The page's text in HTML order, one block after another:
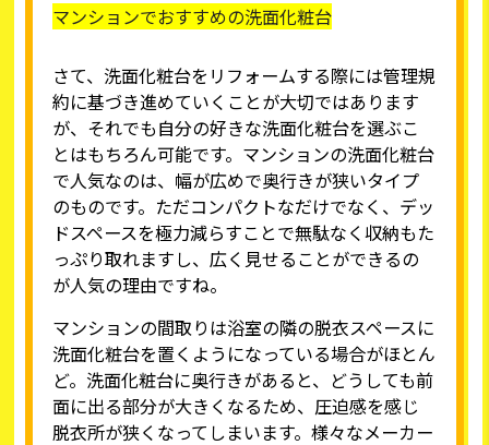
マンションでおすすめの洗面化粧台
さて、洗面化粧台をリフォームする際には管理規
約に基づき進めていくことが大切ではあります
が、それでも自分の好きな洗面化粧台を選ぶこ
とはもちろん可能です。マンションの洗面化粧台
で人気なのは、幅が広めで奥行きが狭いタイプ
のものです。ただコンパクトなだけでなく、デッ
ドスペースを極力減らすことで無駄なく収納もた
っぷり取れますし、広く見せることができるの
が人気の理由ですね。
マンションの間取りは浴室の隣の脱衣スペースに
洗面化粧台を置くようになっている場合がほとん
ど。洗面化粧台に奥行きがあると、どうしても前
面に出る部分が大きくなるため、圧迫感を感じ
脱衣所が狭くなってしまいます。様々なメーカー